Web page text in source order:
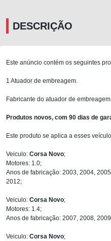
DESCRIÇÃO
Este anúncio contém os seguintes
1 Atuador de embreagem.
Fabricante do atuador de
Produtos novos, com 90 dias de
Este produto se aplica a esses
Veiculo: Corsa Novo;
Motores: 1.0;
Anos de fabricação: 2003, 2004,
2012;
Veiculo: Corsa Novo;
Motores: 1.4;
Anos de fabricação: 2007, 2008,
Veiculo: Corsa Novo;